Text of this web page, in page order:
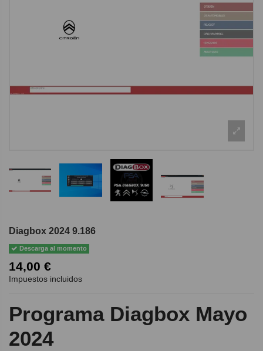
Diagbox 2024 9.186
Descarga al momento
14,00 €
Impuestos incluidos
Programa Diagbox Mayo
2024